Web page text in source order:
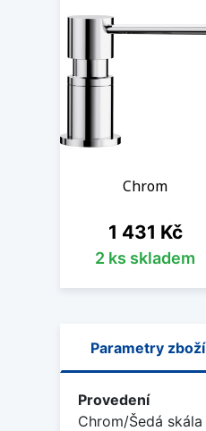
Chrom
Cena
1 431 Kč
2 ks skladem
Parametry zboží
Provedení
Chrom/Šedá skála